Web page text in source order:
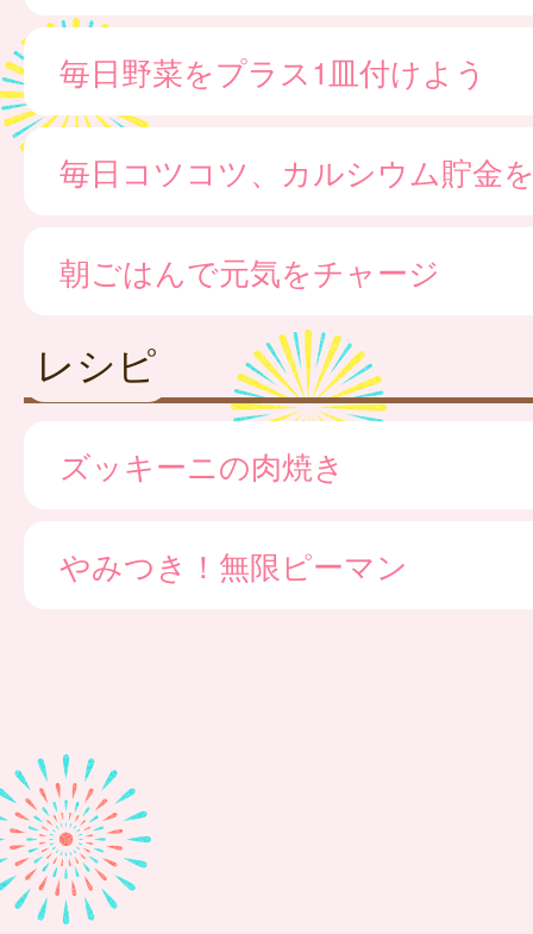
毎日野菜をプラス1皿付けよう
毎日コツコツ、カルシウム貯金
朝ごはんで元気をチャージ
レシピ
ズッキーニの肉焼き
やみつき！無限ピーマン